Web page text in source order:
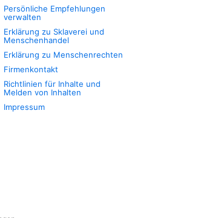
Persönliche Empfehlungen
verwalten
Erklärung zu Sklaverei und
Menschenhandel
Erklärung zu Menschenrechten
Firmenkontakt
Richtlinien für Inhalte und
Melden von Inhalten
Impressum